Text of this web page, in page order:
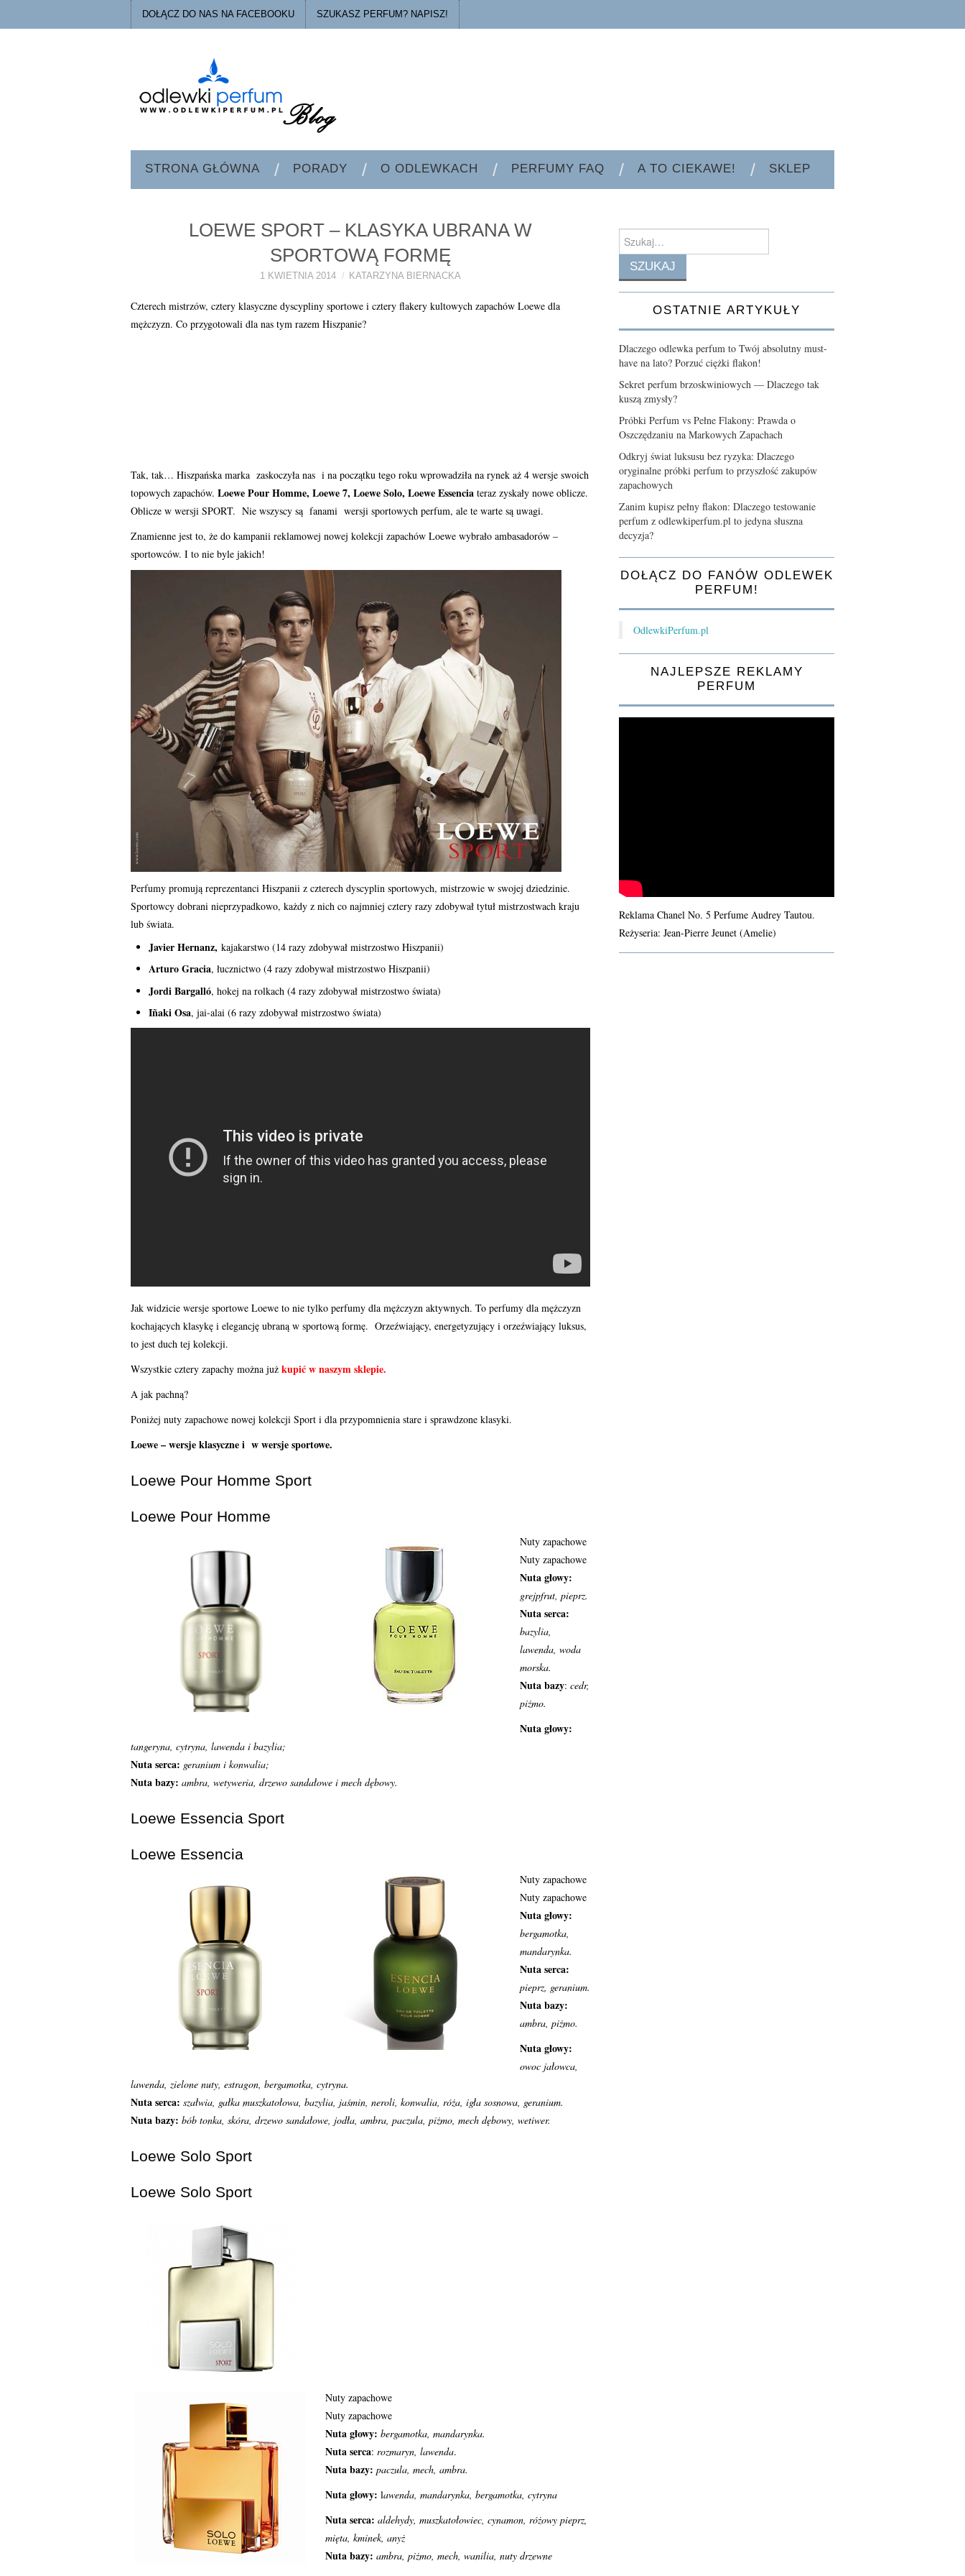
DOŁĄCZ DO NAS NA FACEBOOKU SZUKASZ PERFUM? NAPISZ!
STRONA GŁÓWNA PORADY O ODLEWKACH PERFUMY FAQ A TO CIEKAWE! SKLEP
LOEWE SPORT – KLASYKA UBRANA W
SPORTOWĄ FORMĘ
1 KWIETNIA 2014 KATARZYNA BIERNACKA
Czterech mistrzów, cztery klasyczne dyscypliny sportowe i cztery flakery kultowych zapachów Loewe dla
mężczyzn. Co przygotowali dla nas tym razem Hiszpanie?
Tak, tak… Hiszpańska marka zaskoczyła nas i na początku tego roku wprowadziła na rynek aż 4 wersje swoich
topowych zapachów. Loewe Pour Homme, Loewe 7, Loewe Solo, Loewe Essencia teraz zyskały nowe oblicze.
Oblicze w wersji SPORT. Nie wszyscy są fanami wersji sportowych perfum, ale te warte są uwagi.
Znamienne jest to, że do kampanii reklamowej nowej kolekcji zapachów Loewe wybrało ambasadorów –
sportowców. I to nie byle jakich!
Perfumy promują reprezentanci Hiszpanii z czterech dyscyplin sportowych, mistrzowie w swojej dziedzinie.
Sportowcy dobrani nieprzypadkowo, każdy z nich co najmniej cztery razy zdobywał tytuł mistrzostwach kraju
lub świata.
Javier Hernanz, kajakarstwo (14 razy zdobywał mistrzostwo Hiszpanii)
Arturo Gracia, łucznictwo (4 razy zdobywał mistrzostwo Hiszpanii)
Jordi Bargalló, hokej na rolkach (4 razy zdobywał mistrzostwo świata)
Iñaki Osa, jai-alai (6 razy zdobywał mistrzostwo świata)
Jak widzicie wersje sportowe Loewe to nie tylko perfumy dla mężczyzn aktywnych. To perfumy dla mężczyzn
kochających klasykę i elegancję ubraną w sportową formę. Orzeźwiający, energetyzujący i orzeźwiający luksus,
to jest duch tej kolekcji.
Wszystkie cztery zapachy można już kupić w naszym sklepie.
A jak pachną?
Poniżej nuty zapachowe nowej kolekcji Sport i dla przypomnienia stare i sprawdzone klasyki.
Loewe – wersje klasyczne i w wersje sportowe.
Loewe Pour Homme Sport
Loewe Pour Homme
Nuty zapachowe
Nuty zapachowe
Nuta głowy:
grejpfrut, pieprz.
Nuta serca:
bazylia,
lawenda, woda
morska.
Nuta bazy: cedr,
piżmo.
Nuta głowy:
tangeryna, cytryna, lawenda i bazylia;
Nuta serca: geranium i konwalia;
Nuta bazy: ambra, wetyweria, drzewo sandałowe i mech dębowy.
Loewe Essencia Sport
Loewe Essencia
Nuty zapachowe
Nuty zapachowe
Nuta głowy:
bergamotka,
mandarynka.
Nuta serca:
pieprz, geranium.
Nuta bazy:
ambra, piżmo.
Nuta głowy:
owoc jałowca,
lawenda, zielone nuty, estragon, bergamotka, cytryna.
Nuta serca: szałwia, gałka muszkatołowa, bazylia, jaśmin, neroli, konwalia, róża, igła sosnowa, geranium.
Nuta bazy: bób tonka, skóra, drzewo sandałowe, jodła, ambra, paczula, piżmo, mech dębowy, wetiwer.
Loewe Solo Sport
Loewe Solo Sport
Nuty zapachowe
Nuty zapachowe
Nuta głowy: bergamotka, mandarynka.
Nuta serca: rozmaryn, lawenda.
Nuta bazy: paczula, mech, ambra.
Nuta głowy: lawenda, mandarynka, bergamotka, cytryna
Nuta serca: aldehydy, muszkatołowiec, cynamon, różowy pieprz,
mięta, kminek, anyż
Nuta bazy: ambra, piżmo, mech, wanilia, nuty drzewne
Search
for:
OSTATNIE ARTYKUŁY
Dlaczego odlewka perfum to Twój absolutny must-
have na lato? Porzuć ciężki flakon!
Sekret perfum brzoskwiniowych — Dlaczego tak
kuszą zmysły?
Próbki Perfum vs Pełne Flakony: Prawda o
Oszczędzaniu na Markowych Zapachach
Odkryj świat luksusu bez ryzyka: Dlaczego
oryginalne próbki perfum to przyszłość zakupów
zapachowych
Zanim kupisz pełny flakon: Dlaczego testowanie
perfum z odlewkiperfum.pl to jedyna słuszna
decyzja?
DOŁĄCZ DO FANÓW ODLEWEK
PERFUM!
OdlewkiPerfum.pl
NAJLEPSZE REKLAMY
PERFUM
Reklama Chanel No. 5 Perfume Audrey Tautou.
Reżyseria: Jean-Pierre Jeunet (Amelie)